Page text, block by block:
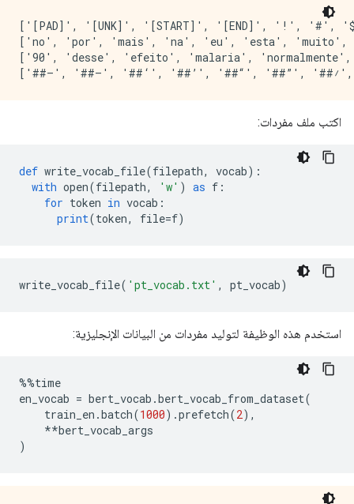
['[PAD]', '[UNK]', '[START]', '[END]', '!',
['no', 'por', 'mais', 'na', 'eu', 'esta',
['90', 'desse', 'efeito', 'malaria',
اكتب ملف مفردات:
def write_vocab_file(filepath, vocab):
with open(filepath, 'w' ) as f :
for token in vocab :
print(token, file=f)
write_vocab_file( 'pt_vocab.txt' , pt_vocab)
استخدم هذه الوظيفة لتوليد مفردات من البيانات الإنجليزية:
%%time
en_vocab = bert_vocab .bert_vocab_from_dataset(
train_en .batch(1000).prefetch(2),
**bert_vocab_args
)